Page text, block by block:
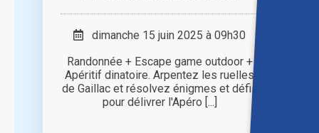
dimanche 15 juin 2025 à 09h30
Randonnée + Escape game outdoor +
Apéritif dinatoire. Arpentez les ruelles
de Gaillac et résolvez énigmes et défis
pour délivrer l'Apéro [...]